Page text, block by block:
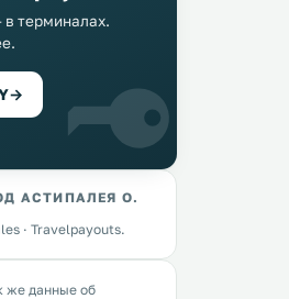
терминалах.
→
АСТИПАЛЕЯ О.
· Travelpayouts.
же данные об